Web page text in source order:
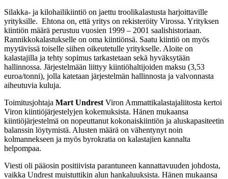
Silakka- ja kilohailikiintiö on jaettu troolikalastusta harjoittaville
yrityksille. Ehtona on, että yritys on rekisteröity Virossa. Yrityksen
kiintiön määrä perustuu vuosien 1999 – 2001 saalishistoriaan.
Rannikkokalastukselle on oma kiintiönsä. Saatu kiintiö on myös
myytävissä toiselle siihen oikeutetulle yritykselle. Aloite on
kalastajilla ja tehty sopimus tarkastetaan sekä hyväksytään
hallinnossa. Järjestelmään liittyy kiintiöhaltijoiden maksu (3,53
euroa/tonni), jolla katetaan järjestelmän hallinnosta ja valvonnasta
aiheutuvia kuluja.
Toimitusjohtaja Mart UndrestViron Ammattikalastajaliitosta kertoi
Viron kiintiöjärjestelyjen kokemuksista. Hänen mukaansa
kiintiöjärjestelmä on nopeuttanut kokonaiskiintiön ja aluskapasiteetin
balanssin löytymistä. Alusten määrä on vähentynyt noin
kolmannekseen ja myös byrokratia on kalastajien kannalta
helpompaa.
Viesti oli pääosin positiivista parantuneen kannattavuuden johdosta,
vaikka Undrest muistuttikin alun hankaluuksista. Hänen mukaansa